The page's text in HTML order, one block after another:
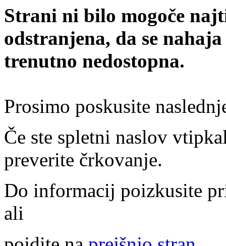
Strani ni bilo mogoče
odstranjena, da se
trenutno nedostopna.
Prosimo poskusite
Če ste spletni naslov
preverite črkovanje.
Do informacij poizkusite
ali